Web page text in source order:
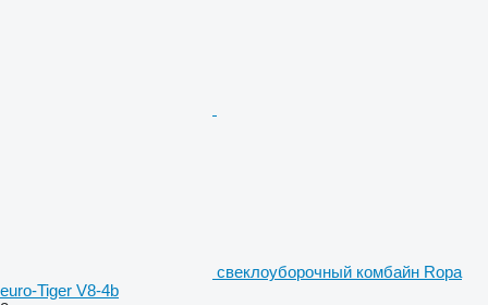
свеклоуборочный комбайн Ropa
euro-Tiger V8-4b